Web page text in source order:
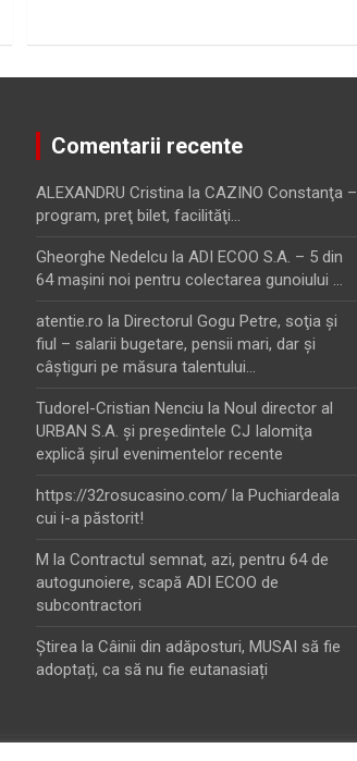
Comentarii recente
ALEXANDRU Cristina la CAZINO Constanţa –
program, preţ bilet, facilităţi…
Gheorghe Nedelcu la ADI ECOO S.A. – 5 din
64 maşini noi pentru colectarea gunoiului …
atentie.ro la Directorul Gogu Petre, soţia şi
fiul – salarii bugetare, pensii mari, dar şi
câştiguri pe măsura talentului…
Tudorel-Cristian Nenciu la Noul director al
URBAN S.A. şi preşedintele CJ Ialomiţa
explică şirul evenimentelor recente
https://32rosucasino.com/ la Puchiardeala
cui i-a păstorit!
M la Contractul semnat, azi, pentru 64 de
autogunoiere, scapă ADI ECOO de
subcontractori
Ştirea la Câinii din adăposturi, MUSAI să fie
adoptați, ca să nu fie eutanasiați